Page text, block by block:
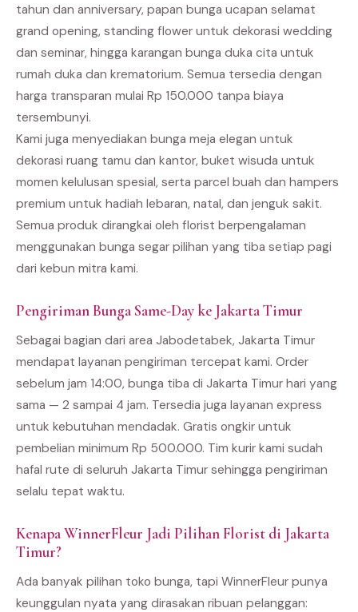
tahun dan anniversary, papan bunga ucapan selamat
grand opening, standing flower untuk dekorasi wedding
dan seminar, hingga karangan bunga duka cita untuk
rumah duka dan krematorium. Semua tersedia dengan
harga transparan mulai Rp 150.000 tanpa biaya
tersembunyi.
Kami juga menyediakan bunga meja elegan untuk
dekorasi ruang tamu dan kantor, buket wisuda untuk
momen kelulusan spesial, serta parcel buah dan hampers
premium untuk hadiah lebaran, natal, dan jenguk sakit.
Semua produk dirangkai oleh florist berpengalaman
menggunakan bunga segar pilihan yang tiba setiap pagi
dari kebun mitra kami.
Pengiriman Bunga Same-Day ke Jakarta Timur
Sebagai bagian dari area Jabodetabek, Jakarta Timur
mendapat layanan pengiriman tercepat kami. Order
sebelum jam 14:00, bunga tiba di Jakarta Timur hari yang
sama — 2 sampai 4 jam. Tersedia juga layanan express
untuk kebutuhan mendadak. Gratis ongkir untuk
pembelian minimum Rp 500.000. Tim kurir kami sudah
hafal rute di seluruh Jakarta Timur sehingga pengiriman
selalu tepat waktu.
Kenapa WinnerFleur Jadi Pilihan Florist di Jakarta
Timur?
Ada banyak pilihan toko bunga, tapi WinnerFleur punya
keunggulan nyata yang dirasakan ribuan pelanggan: